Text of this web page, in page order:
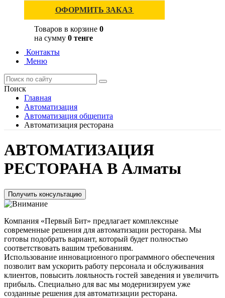
ОФОРМИТЬ ЗАКАЗ
Товаров в корзине 0
на сумму 0 тенге
Контакты
Меню
Поиск
Главная
Автоматизация
Автоматизация общепита
Автоматизация ресторана
АВТОМАТИЗАЦИЯ
РЕСТОРАНА В Алматы
Получить консультацию
Компания «Первый Бит» предлагает комплексные
современные решения для автоматизации ресторана. Мы
готовы подобрать вариант, который будет полностью
соответствовать вашим требованиям.
Использование инновационного программного обеспечения
позволит вам ускорить работу персонала и обслуживания
клиентов, повысить лояльность гостей заведения и увеличить
прибыль. Специально для вас мы модернизируем уже
созданные решения для автоматизации ресторана.